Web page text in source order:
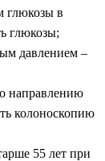
глюкозы в
глюкозы;
давлением –
направлению
колоноскопию
55 лет при